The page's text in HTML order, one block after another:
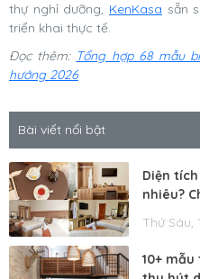
thự nghỉ dưỡng, KenKasa sẵn
triển khai thực tế.
Đọc thêm: Tổng hợp 68 mẫu
hướng 2026
Bài viết nổi bật
Diện
nhiêu?
Thứ
10+